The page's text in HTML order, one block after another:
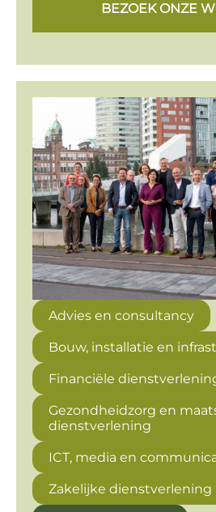
BEZOEK ONZE
Advies en consultancy
Bouw, installatie en
Financiële
Gezondheidzorg en
dienstverlening
ICT, media en
Zakelijke dienstverlening